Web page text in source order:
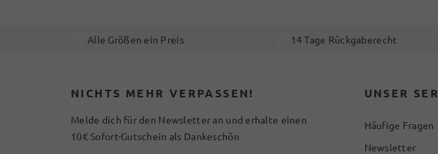
Alle Größen ein Preis 14 Tage Rückgaberecht
NICHTS MEHR VERPASSEN!
Melde dich für den Newsletter an und erhalte einen
10€ Sofort-Gutschein als Dankeschön
UNSER
Häufige Fragen
Newsletter